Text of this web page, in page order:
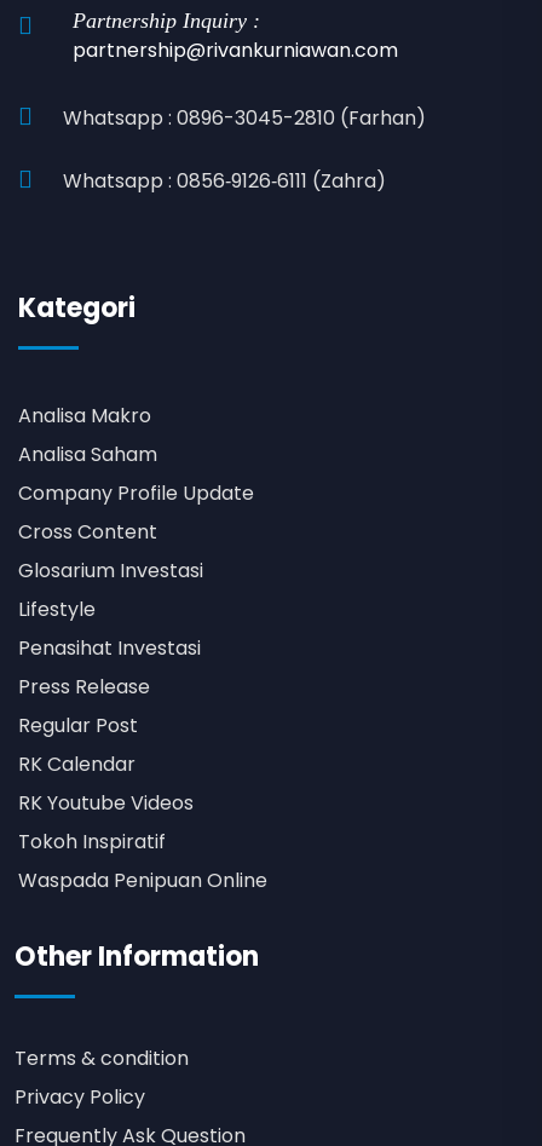
Partnership Inquiry :
partnership@rivankurniawan.com
Whatsapp : 0896-3045-2810 (Farhan)
Whatsapp : 0856‑9126‑6111 (Zahra)
Kategori
Analisa Makro
Analisa Saham
Company Profile Update
Cross Content
Glosarium Investasi
Lifestyle
Penasihat Investasi
Press Release
Regular Post
RK Calendar
RK Youtube Videos
Tokoh Inspiratif
Waspada Penipuan Online
Other Information
Terms & condition
Privacy Policy
Frequently Ask Question